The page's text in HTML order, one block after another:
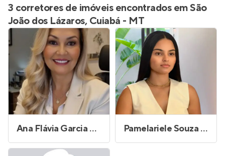
3 corretores de imóveis encontrados em São
João dos Lázaros, Cuiabá - MT
Ana Flávia Garcia Gonçalves Pamelariele Souza Bonfim de Carvalho